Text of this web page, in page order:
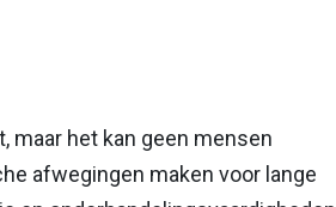
maar het kan geen mensen
afwegingen maken voor lange